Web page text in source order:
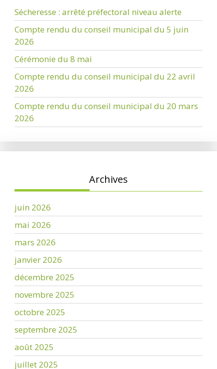
Sécheresse : arrêté préfectoral niveau alerte
Compte rendu du conseil municipal du 5 juin
2026
Cérémonie du 8 mai
Compte rendu du conseil municipal du 22 avril
2026
Compte rendu du conseil municipal du 20 mars
2026
Archives
juin 2026
mai 2026
mars 2026
janvier 2026
décembre 2025
novembre 2025
octobre 2025
septembre 2025
août 2025
juillet 2025